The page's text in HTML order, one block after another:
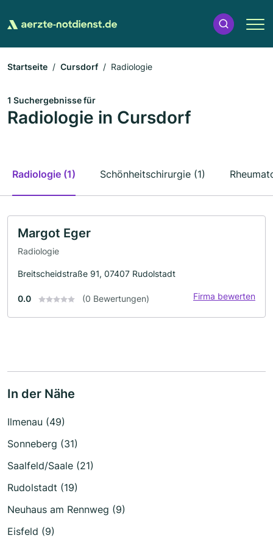
Startseite Cursdorf Radiologie
1 Suchergebnisse für
Radiologie in Cursdorf
Radiologie (1) Schönheitschirurgie (1)
Margot Eger
Radiologie
Breitscheidstraße 91, 07407 Rudolstadt
0.0 (0 Bewertungen) Firma bewerten
In der Nähe
Ilmenau (49)
Sonneberg (31)
Saalfeld/Saale (21)
Rudolstadt (19)
Neuhaus am Rennweg (9)
Eisfeld (9)